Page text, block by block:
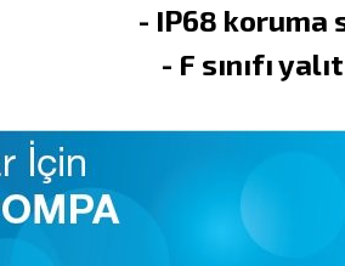
- IP68 koruma
- F sınıfı